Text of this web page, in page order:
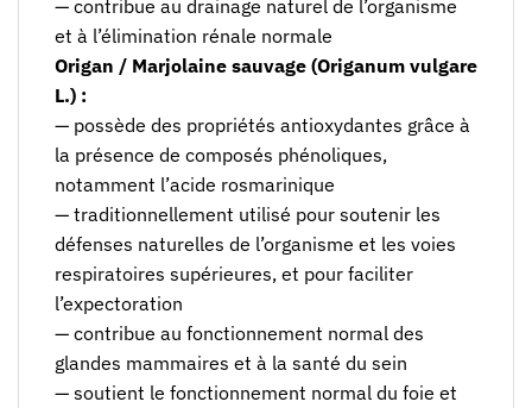
— contribue au drainage naturel de l’organisme
et à l’élimination rénale normale
Origan / Marjolaine sauvage (Origanum vulgare
L.) :
— possède des propriétés antioxydantes grâce à
la présence de composés phénoliques,
notamment l’acide rosmarinique
— traditionnellement utilisé pour soutenir les
défenses naturelles de l’organisme et les voies
respiratoires supérieures, et pour faciliter
l’expectoration
— contribue au fonctionnement normal des
glandes mammaires et à la santé du sein
— soutient le fonctionnement normal du foie et